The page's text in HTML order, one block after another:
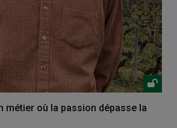
métier où la passion dépasse la